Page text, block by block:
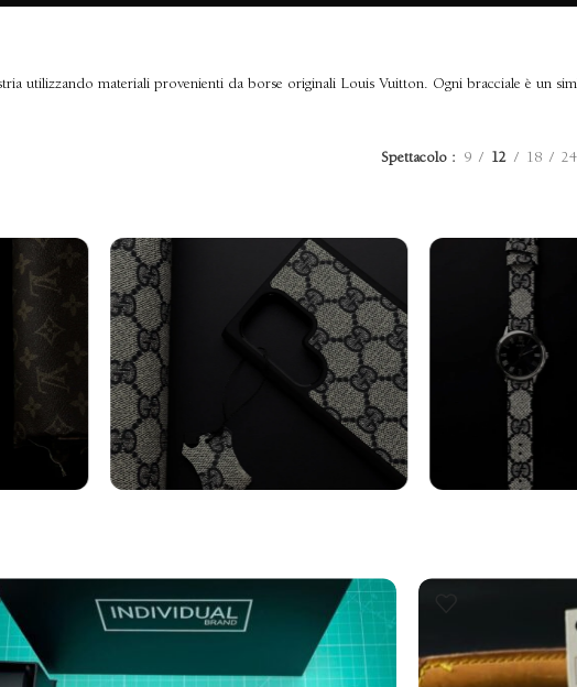
utilizzando materiali provenienti da borse originali Louis Vuitton. Ogni bracciale è un
Spettacolo 9 12 18 24
Vedi altro